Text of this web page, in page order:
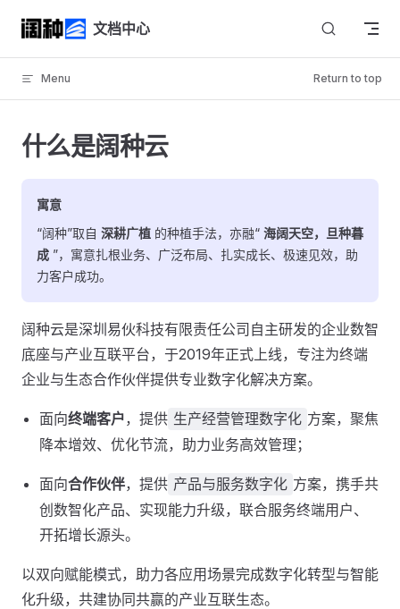
Skip to content文档中心
Menu Return to top
什么是阔种云
寓意
“阔种”取自 深耕广植 的种植手法，亦融“ 海阔天空，旦种暮
成 ”，寓意扎根业务、广泛布局、扎实成长、极速见效，助
力客户成功。
阔种云是深圳易伙科技有限责任公司自主研发的企业数智
底座与产业互联平台，于2019年正式上线，专注为终端
企业与生态合作伙伴提供专业数字化解决方案。
面向终端客户，提供 生产经营管理数字化 方案，聚焦
降本增效、优化节流，助力业务高效管理；
面向合作伙伴，提供 产品与服务数字化 方案，携手共
创数智化产品、实现能力升级，联合服务终端用户、
开拓增长源头。
以双向赋能模式，助力各应用场景完成数字化转型与智能
化升级，共建协同共赢的产业互联生态。